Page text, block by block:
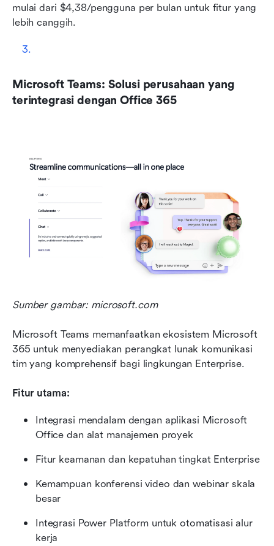
mulai dari $4,38/pengguna per bulan untuk fitur yang
lebih canggih.
Microsoft Teams: Solusi perusahaan yang
terintegrasi dengan Office 365
Sumber gambar: microsoft.com
Microsoft Teams memanfaatkan ekosistem Microsoft
365 untuk menyediakan perangkat lunak komunikasi
tim yang komprehensif bagi lingkungan Enterprise.
Fitur utama:
Integrasi mendalam dengan aplikasi Microsoft
Office dan alat manajemen proyek
Fitur keamanan dan kepatuhan tingkat Enterprise
Kemampuan konferensi video dan webinar skala
besar
Integrasi Power Platform untuk otomatisasi alur
kerja